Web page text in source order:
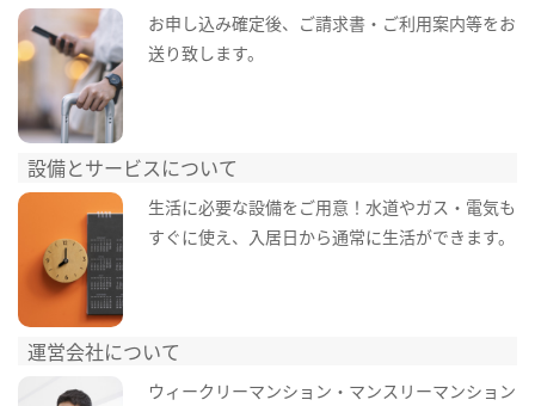
お申し込み確定後、ご請求書・ご利用案内等をお
送り致します。
設備とサービスについて
生活に必要な設備をご用意！水道やガス・電気も
すぐに使え、入居日から通常に生活ができます。
運営会社について
ウィークリーマンション・マンスリーマンション